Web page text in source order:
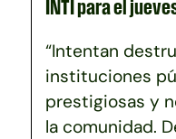
INTI para el
“Intentan
instituciones
prestigiosas y
la comunidad.